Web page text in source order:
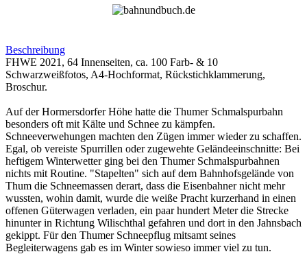
Beschreibung
FHWE 2021, 64 Innenseiten, ca. 100 Farb- & 10
Schwarzweißfotos, A4-Hochformat, Rückstichklammerung,
Broschur.
Auf der Hormersdorfer Höhe hatte die Thumer Schmalspurbahn
besonders oft mit Kälte und Schnee zu kämpfen.
Schneeverwehungen machten den Zügen immer wieder zu schaffen.
Egal, ob vereiste Spurrillen oder zugewehte Geländeeinschnitte: Bei
heftigem Winterwetter ging bei den Thumer Schmalspurbahnen
nichts mit Routine. "Stapelten" sich auf dem Bahnhofsgelände von
Thum die Schneemassen derart, dass die Eisenbahner nicht mehr
wussten, wohin damit, wurde die weiße Pracht kurzerhand in einen
offenen Güterwagen verladen, ein paar hundert Meter die Strecke
hinunter in Richtung Wilischthal gefahren und dort in den Jahnsbach
gekippt. Für den Thumer Schneepflug mitsamt seines
Begleiterwagens gab es im Winter sowieso immer viel zu tun.